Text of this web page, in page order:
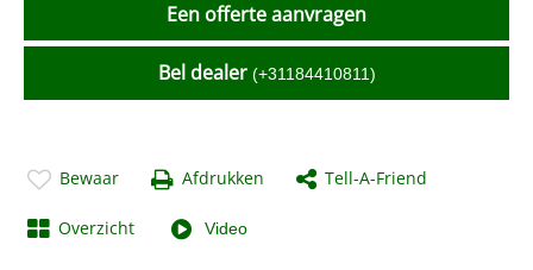
Een offerte aanvragen
Bel dealer (+31184410811)
Bewaar Afdrukken Tell-A-Friend
Overzicht Video